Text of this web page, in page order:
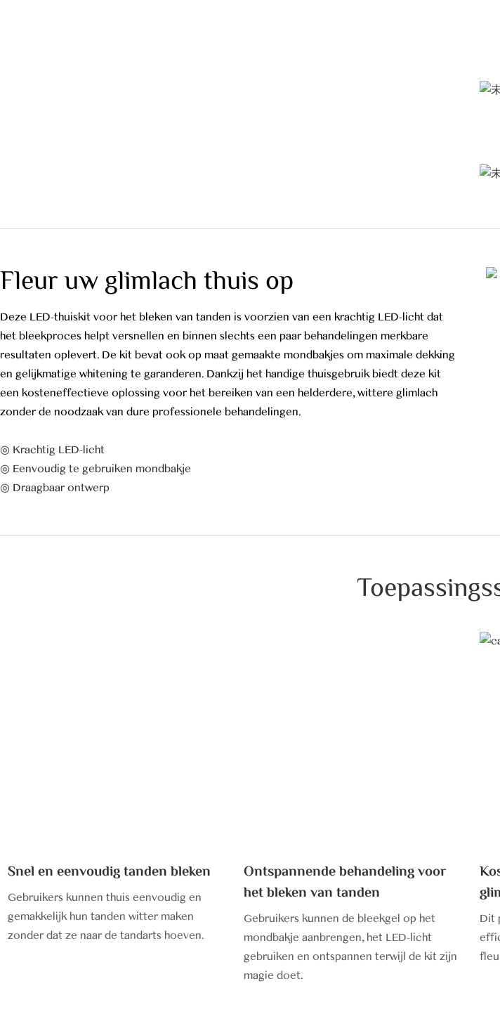
Fleur uw glimlach thuis op
Deze LED-thuiskit voor het bleken van tanden is voorzien van een krachtig LED-licht dat
het bleekproces helpt versnellen en binnen slechts een paar behandelingen merkbare
resultaten oplevert. De kit bevat ook op maat gemaakte mondbakjes om maximale dekking
en gelijkmatige whitening te garanderen. Dankzij het handige thuisgebruik biedt deze kit
een kosteneffectieve oplossing voor het bereiken van een helderdere, wittere glimlach
zonder de noodzaak van dure professionele behandelingen.
◎ Krachtig LED-licht
◎ Eenvoudig te gebruiken mondbakje
◎ Draagbaar ontwerp
Snel en eenvoudig tanden bleken
Gebruikers kunnen thuis eenvoudig en
gemakkelijk hun tanden witter maken
zonder dat ze naar de tandarts hoeven.
Ontspannende behandeling voor
het bleken van tanden
Gebruikers kunnen de bleekgel op het
mondbakje aanbrengen, het LED-licht
gebruiken en ontspannen terwijl de kit zijn
magie doet.
Dit